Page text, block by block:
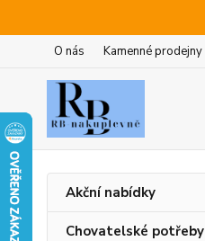
O nás Kamenné prodejny
Akční nabídky
Chovatelské potřeby